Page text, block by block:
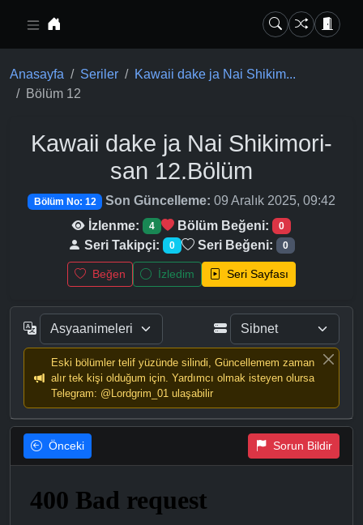
Anasayfa Seriler
Kawaii dake ja Nai Shikim...
Bölüm 12
Kawaii dake ja Nai Shikimori-
san 12.Bölüm
Bölüm No: 12 Son Güncelleme: 09 Aralık 2025, 09:42
İzlenme:
4 Bölüm Beğeni: 0
Seri Takipçi: 0 Seri Beğeni: 0
Beğen İzledim Seri Sayfası
Eski bölümler telif yüzünde silindi, Güncellemem zaman
alır tek kişi olduğum için. Yardımcı olmak isteyen olursa
Telegram: @Lordgrim_01 ulaşabilir
Önceki Sorun Bildir